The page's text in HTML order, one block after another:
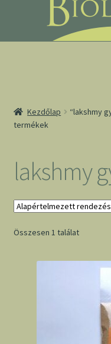
navigációhoz
tartalomba
Kezdőlap
“lakshmy
termékek
lakshmy
Összesen 1 találat